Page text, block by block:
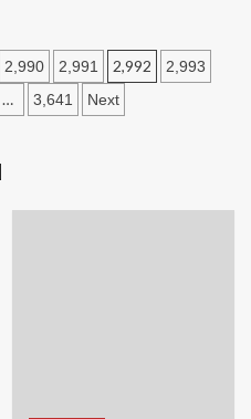
2,990 2,991 2,992
2,993
… 3,641 Next